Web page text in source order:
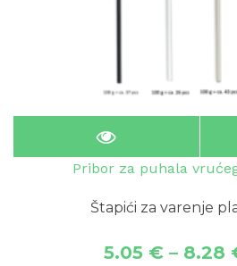
Pribor za puhala
Štapići za varenje
5.05 € – 8.28